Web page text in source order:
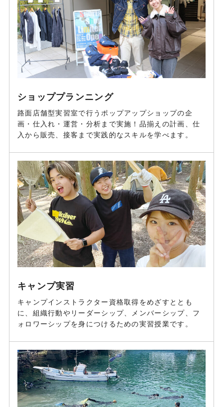
ショッププランニング
路面店舗型実習室で行うポップアップショップの企
画・仕入れ・運営・分析まで実施！品揃えの計画、仕
入から販売、接客まで実践的なスキルを学べます。
キャンプ実習
キャンプインストラクター資格取得をめざすととも
に、組織行動やリーダーシップ、メンバーシップ、フ
ォロワーシップを身につけるための実習授業です。